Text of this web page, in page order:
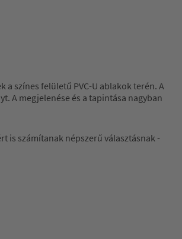
a színes felületű PVC-U ablakok terén. A
A megjelenése és a tapintása nagyban
is számítanak népszerű választásnak -